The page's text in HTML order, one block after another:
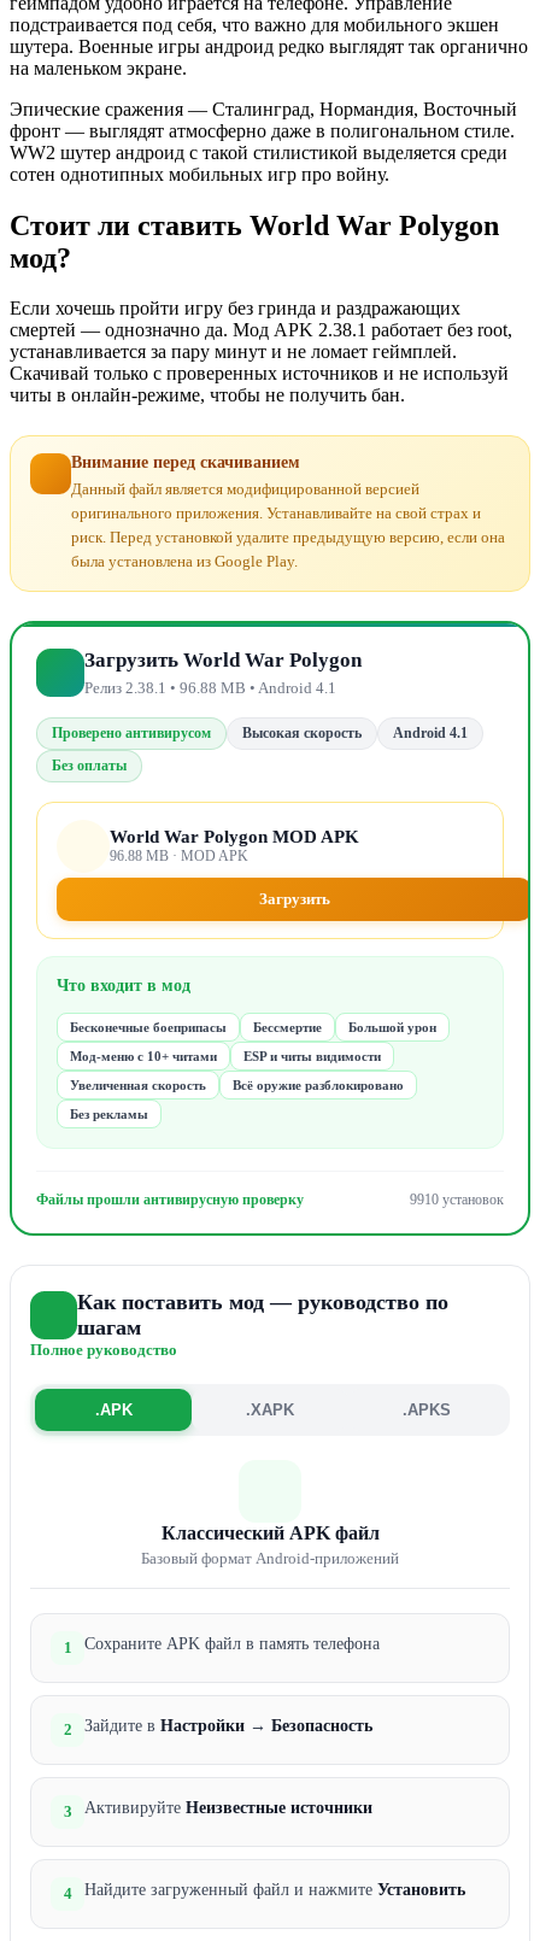
подстраивается под себя, что важно для мобильного экшен
шутера. Военные игры андроид редко выглядят так органично
на маленьком экране.
Эпические сражения — Сталинград, Нормандия, Восточный
фронт — выглядят атмосферно даже в полигональном стиле.
WW2 шутер андроид с такой стилистикой выделяется среди
сотен однотипных мобильных игр про войну.
Стоит ли ставить World War Polygon
мод?
Если хочешь пройти игру без гринда и раздражающих
смертей — однозначно да. Мод APK 2.38.1 работает без root,
устанавливается за пару минут и не ломает геймплей.
Скачивай только с проверенных источников и не используй
читы в онлайн-режиме, чтобы не получить бан.
Внимание перед скачиванием
Данный файл является модифицированной версией
оригинального приложения. Устанавливайте на свой страх и
риск. Перед установкой удалите предыдущую версию, если она
была установлена из Google Play.
Загрузить World War Polygon
Релиз 2.38.1 • 96.88 MB • Android 4.1
Проверено антивирусом Высокая скорость
Android 4.1
Без оплаты
World War Polygon MOD APK
96.88 MB · MOD APK
Загрузить
Что входит в мод
Бесконечные боеприпасы Бессмертие
Большой урон
Мод-меню с 10+ читами
ESP и читы видимости
Увеличенная скорость
Всё оружие разблокировано
Без рекламы
Файлы прошли антивирусную проверку 9910 установок
Как поставить мод — руководство по
шагам
Полное руководство
.APK .XAPK .APKS
Классический APK файл
Базовый формат Android-приложений
1 Сохраните APK файл в память телефона
2 Зайдите в Настройки → Безопасность
3 Активируйте Неизвестные источники
4 Найдите загруженный файл и нажмите Установить